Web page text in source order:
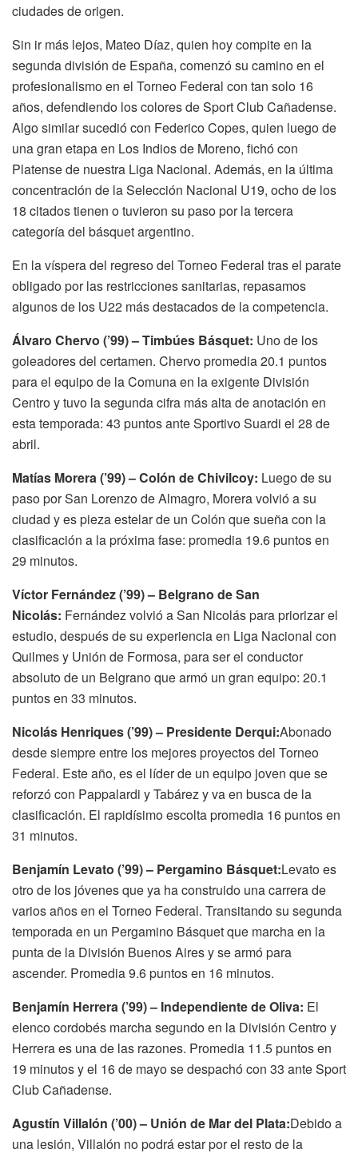
ciudades de origen.
Sin ir más lejos, Mateo Díaz, quien hoy compite en la
segunda división de España, comenzó su camino en el
profesionalismo en el Torneo Federal con tan solo 16
años, defendiendo los colores de Sport Club Cañadense.
Algo similar sucedió con Federico Copes, quien luego de
una gran etapa en Los Indios de Moreno, fichó con
Platense de nuestra Liga Nacional. Además, en la última
concentración de la Selección Nacional U19, ocho de los
18 citados tienen o tuvieron su paso por la tercera
categoría del básquet argentino.
En la víspera del regreso del Torneo Federal tras el parate
obligado por las restricciones sanitarias, repasamos
algunos de los U22 más destacados de la competencia.
Álvaro Chervo (’99) – Timbúes Básquet: Uno de los
goleadores del certamen. Chervo promedia 20.1 puntos
para el equipo de la Comuna en la exigente División
Centro y tuvo la segunda cifra más alta de anotación en
esta temporada: 43 puntos ante Sportivo Suardi el 28 de
abril.
Matías Morera (’99) – Colón de Chivilcoy: Luego de su
paso por San Lorenzo de Almagro, Morera volvió a su
ciudad y es pieza estelar de un Colón que sueña con la
clasificación a la próxima fase: promedia 19.6 puntos en
29 minutos.
Víctor Fernández (’99) – Belgrano de San
Nicolás: Fernández volvió a San Nicolás para priorizar el
estudio, después de su experiencia en Liga Nacional con
Quilmes y Unión de Formosa, para ser el conductor
absoluto de un Belgrano que armó un gran equipo: 20.1
puntos en 33 minutos.
Nicolás Henriques (’99) – Presidente Derqui:Abonado
desde siempre entre los mejores proyectos del Torneo
Federal. Este año, es el líder de un equipo joven que se
reforzó con Pappalardi y Tabárez y va en busca de la
clasificación. El rapidísimo escolta promedia 16 puntos en
31 minutos.
Benjamín Levato (’99) – Pergamino Básquet:Levato es
otro de los jóvenes que ya ha construido una carrera de
varios años en el Torneo Federal. Transitando su segunda
temporada en un Pergamino Básquet que marcha en la
punta de la División Buenos Aires y se armó para
ascender. Promedia 9.6 puntos en 16 minutos.
Benjamín Herrera (’99) – Independiente de Oliva: El
elenco cordobés marcha segundo en la División Centro y
Herrera es una de las razones. Promedia 11.5 puntos en
19 minutos y el 16 de mayo se despachó con 33 ante Sport
Club Cañadense.
Agustín Villalón (’00) – Unión de Mar del Plata:Debido a
una lesión, Villalón no podrá estar por el resto de la